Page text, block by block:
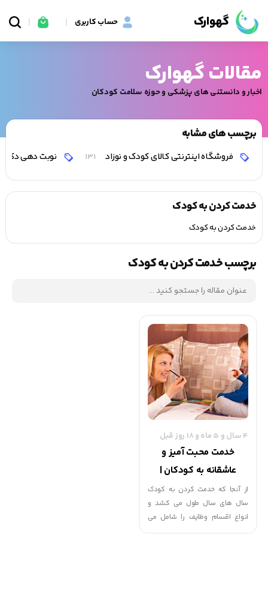
گهوارک حساب کاربری
مقالات گهوارک
اخبار و دانستنی های پزشکی و حوزه سلامت کودکان
برچسب های مشابه
فروشگاه اینترنتی کالای کودک و نوزاد 131 نوبت دهی
خدمت کردن به کودک
خدمت کردن به کودک
برچسب خدمت کردن به کودک
4 سال و 5 ماه و 18 روز قبل
خدمت محبت آمیز و
عاشقانه به کودکان |
گهوارک
از آنجا که خدمت کردن به کودک
سال های سال طول می کشد و
انواع اقسام وظایف را شامل می